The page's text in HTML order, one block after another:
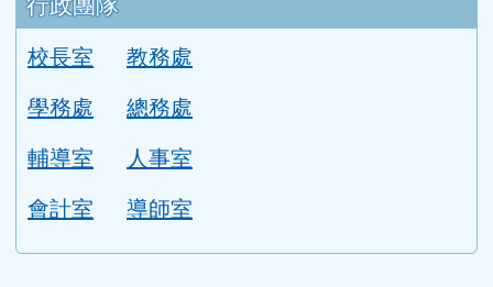
校長室
教務處
學務處
總務處
輔導室
人事室
會計室
導師室